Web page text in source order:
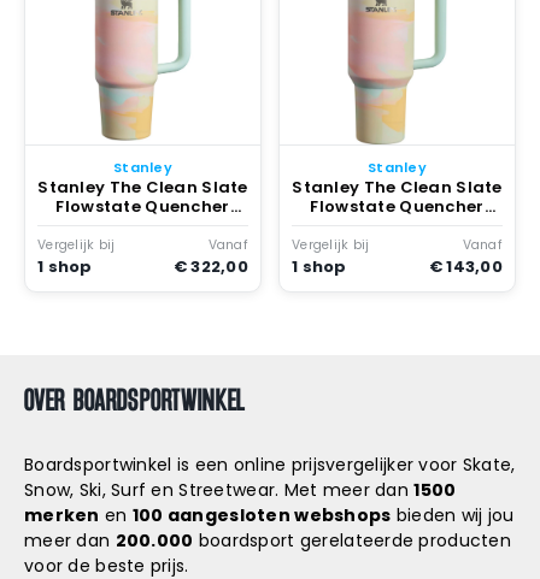
Stanley
Stanley The Clean Slate
Flowstate Quencher
30oz Tumbler Warm
Serene Brushstroke
Vergelijk bij
1 shop
Vanaf
€ 322,00
Stanley
Stanley The Clean Slate
Flowstate Quencher
40oz Tumbler Warm
Serene Brushstroke
Vergelijk bij
1 shop
Vanaf
€ 143,00
OVER BOARDSPORTWINKEL
Boardsportwinkel is een online prijsvergelijker voor Skate,
Snow, Ski, Surf en Streetwear. Met meer dan1500
merken en 100 aangesloten webshops bieden wij jou
meer dan 200.000 boardsport gerelateerde producten
voor de beste prijs.